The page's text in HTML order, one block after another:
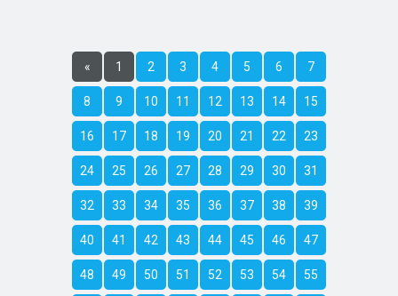
« 1 2 3 4 5 6 7
8 9 10 11 12 13 14 15
16 17 18 19 20 21 22 23
24 25 26 27 28 29 30 31
32 33 34 35 36 37 38 39
40 41 42 43 44 45 46 47
48 49 50 51 52 53 54 55